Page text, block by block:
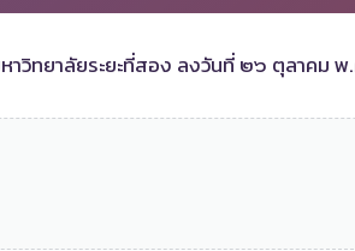
วิทยาลัยระยะที่สอง ลงวันที่ ๒๖ ตุลาคม